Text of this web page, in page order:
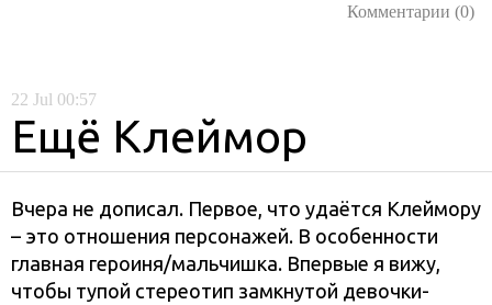
Комментарии (0)
22 Jul 00:57
Ещё Клеймор
Вчера не дописал. Первое, что удаётся Клеймору
– это отношения персонажей. В особенности
главная героиня/мальчишка. Впервые я вижу,
чтобы тупой стереотип замкнутой девочки-